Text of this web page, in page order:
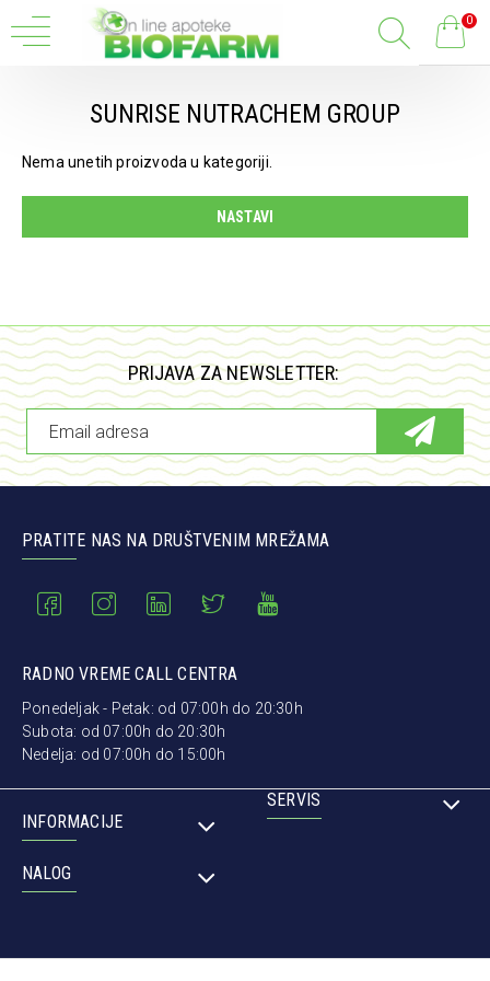
0
SUNRISE NUTRACHEM GROUP
Nema unetih proizvoda u kategoriji.
NASTAVI
PRIJAVA ZA NEWSLETTER:
PRATITE NAS NA DRUŠTVENIM MREŽAMA
RADNO VREME CALL CENTRA
Ponedeljak - Petak: od 07:00h do 20:30h
Subota: od 07:00h do 20:30h
Nedelja: od 07:00h do 15:00h
INFORMACIJE
SERVIS
NALOG